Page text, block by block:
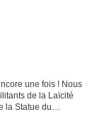
une fois ! Nous
de la Laïcité
la Statue du